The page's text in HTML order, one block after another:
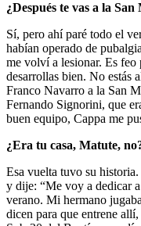
¿Después te vas a la
Sí, pero ahí paré todo el
habían operado de
me volví a lesionar. Es feo
desarrollas bien. No estás
Franco Navarro a la San
Fernando Signorini, que
buen equipo, Cappa me
¿Era tu casa, Matute,
Esa vuelta tuvo su
y dije: “Me voy a dedicar
verano. Mi hermano
dicen para que entrene